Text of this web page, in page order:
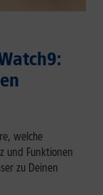
welche
und Funktionen
zu Deinen